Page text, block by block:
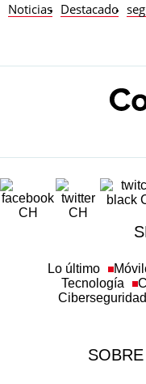
Noticias Destacado
Lo último
Tecnología
Ciberseguridad